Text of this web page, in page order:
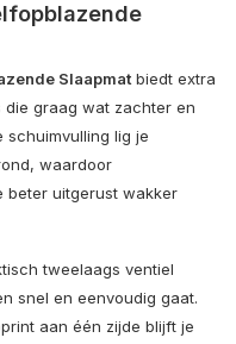
Slaapmatbiedt extra
graag wat zachter en
schuimvulling lig je
waardoor
beter uitgerust wakker
tweelaags ventiel
snel en eenvoudig gaat.
aan één zijde blijft je